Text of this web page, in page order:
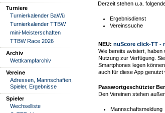
Turniere
Turnierkalender BaWü
Turnierkalender TTBW
mini-Meisterschaften
TTBW Race 2026
Archiv
Wettkampfarchiv
Vereine
Adressen, Mannschaften,
Spieler, Ergebnisse
Spieler
Wechselliste
Derzeit stehen u.a.
Ergebnisdienst
Vereinssuche
NEU: nuScore click-TT -
Wie bereits avisiert, haben
Nutzung zur Verfügung.
Smartphones legen
auch für diese App
Passwortgeschützter
Den Vereinen stehen
Mannschaftsmeldung